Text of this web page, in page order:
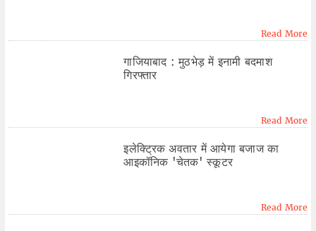
Read More
गाजियाबाद : मुठभेड़ में इनामी बदमाश
गिरफ्तार
Read More
इलेक्ट्रिक अवतार में आयेगा बजाज का
आइकॉनिक 'चेतक' स्कूटर
Read More